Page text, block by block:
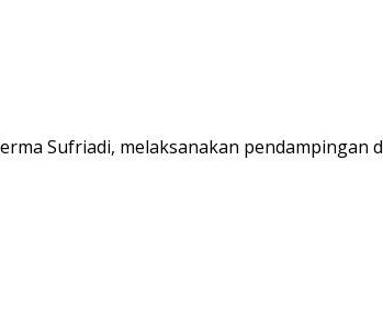
Sufriadi, melaksanakan